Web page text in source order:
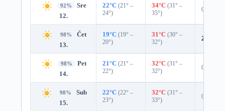
92%
Sre
12.
22°C (21° –
24°)
34°C (31° –
35°)
0%
98%
Čet
13.
19°C (19° –
20°)
31°C (30° –
32°)
2%
98%
Pet
14.
21°C (21° –
22°)
32°C (31° –
32°)
0%
98%
Sub
15.
22°C (22° –
23°)
32°C (31° –
33°)
0%